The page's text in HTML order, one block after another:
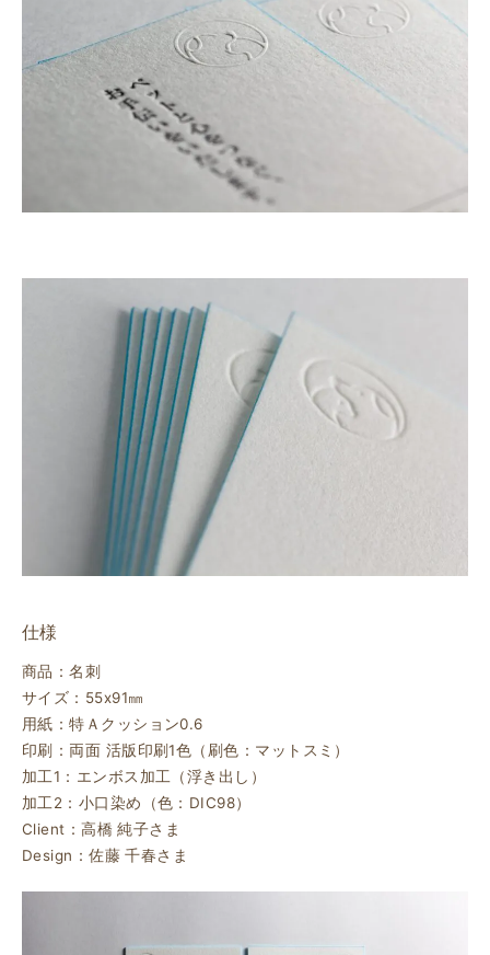
仕様
商品：名刺
サイズ：55ⅹ91㎜
用紙：特Ａクッション0.6
印刷：両面 活版印刷1色（刷色：マットスミ）
加工1：エンボス加工（浮き出し）
加工2：小口染め（色：DIC98）
Client：高橋 純子さま
Design：佐藤 千春さま